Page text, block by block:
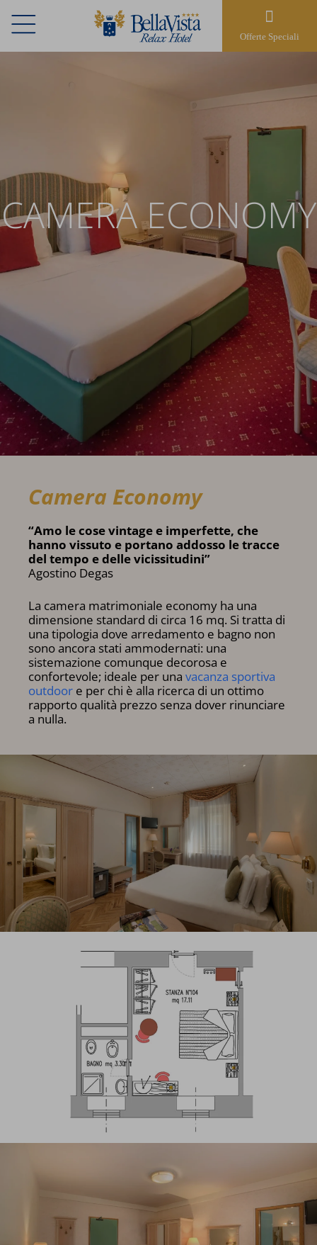
Offerte Speciali
CAMERA ECONOMY
Camera Economy
“Amo le cose vintage e imperfette, che
hanno vissuto e portano addosso le tracce
del tempo e delle vicissitudini”
Agostino Degas
La camera matrimoniale economy ha una
dimensione standard di circa 16 mq. Si tratta di
una tipologia dove arredamento e bagno non
sono ancora stati ammodernati: una
sistemazione comunque decorosa e
confortevole; ideale per una vacanza sportiva
outdoor e per chi è alla ricerca di un ottimo
rapporto qualità prezzo senza dover rinunciare
a nulla.